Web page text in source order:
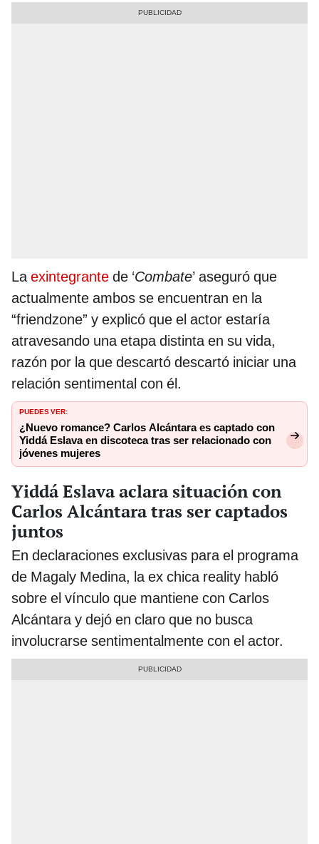
Laexintegrante de ‘Combate’ aseguró que
actualmente ambos se encuentran en la
“friendzone” y explicó que el actor estaría
atravesando una etapa distinta en su vida,
razón por la que descartó descartó iniciar una
relación sentimental con él.
PUEDES VER:
¿Nuevo romance? Carlos Alcántara es captado con
Yiddá Eslava en discoteca tras ser relacionado con
jóvenes mujeres
Yiddá Eslava aclara situación con
Carlos Alcántara tras ser captados
juntos
En declaraciones exclusivas para el programa
de Magaly Medina, la ex chica reality habló
sobre el vínculo que mantiene con Carlos
Alcántara y dejó en claro que no busca
involucrarse sentimentalmente con el actor.